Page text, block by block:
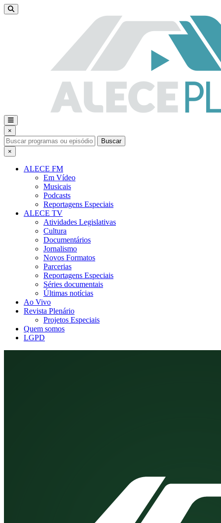
×
Buscar
×
ALECE FM
Em Vídeo
Musicais
Podcasts
Reportagens Especiais
ALECE TV
Atividades Legislativas
Cultura
Documentários
Jornalismo
Novos Formatos
Parcerias
Reportagens Especiais
Séries documentais
Últimas notícias
Ao Vivo
Revista Plenário
Projetos Especiais
Quem somos
LGPD